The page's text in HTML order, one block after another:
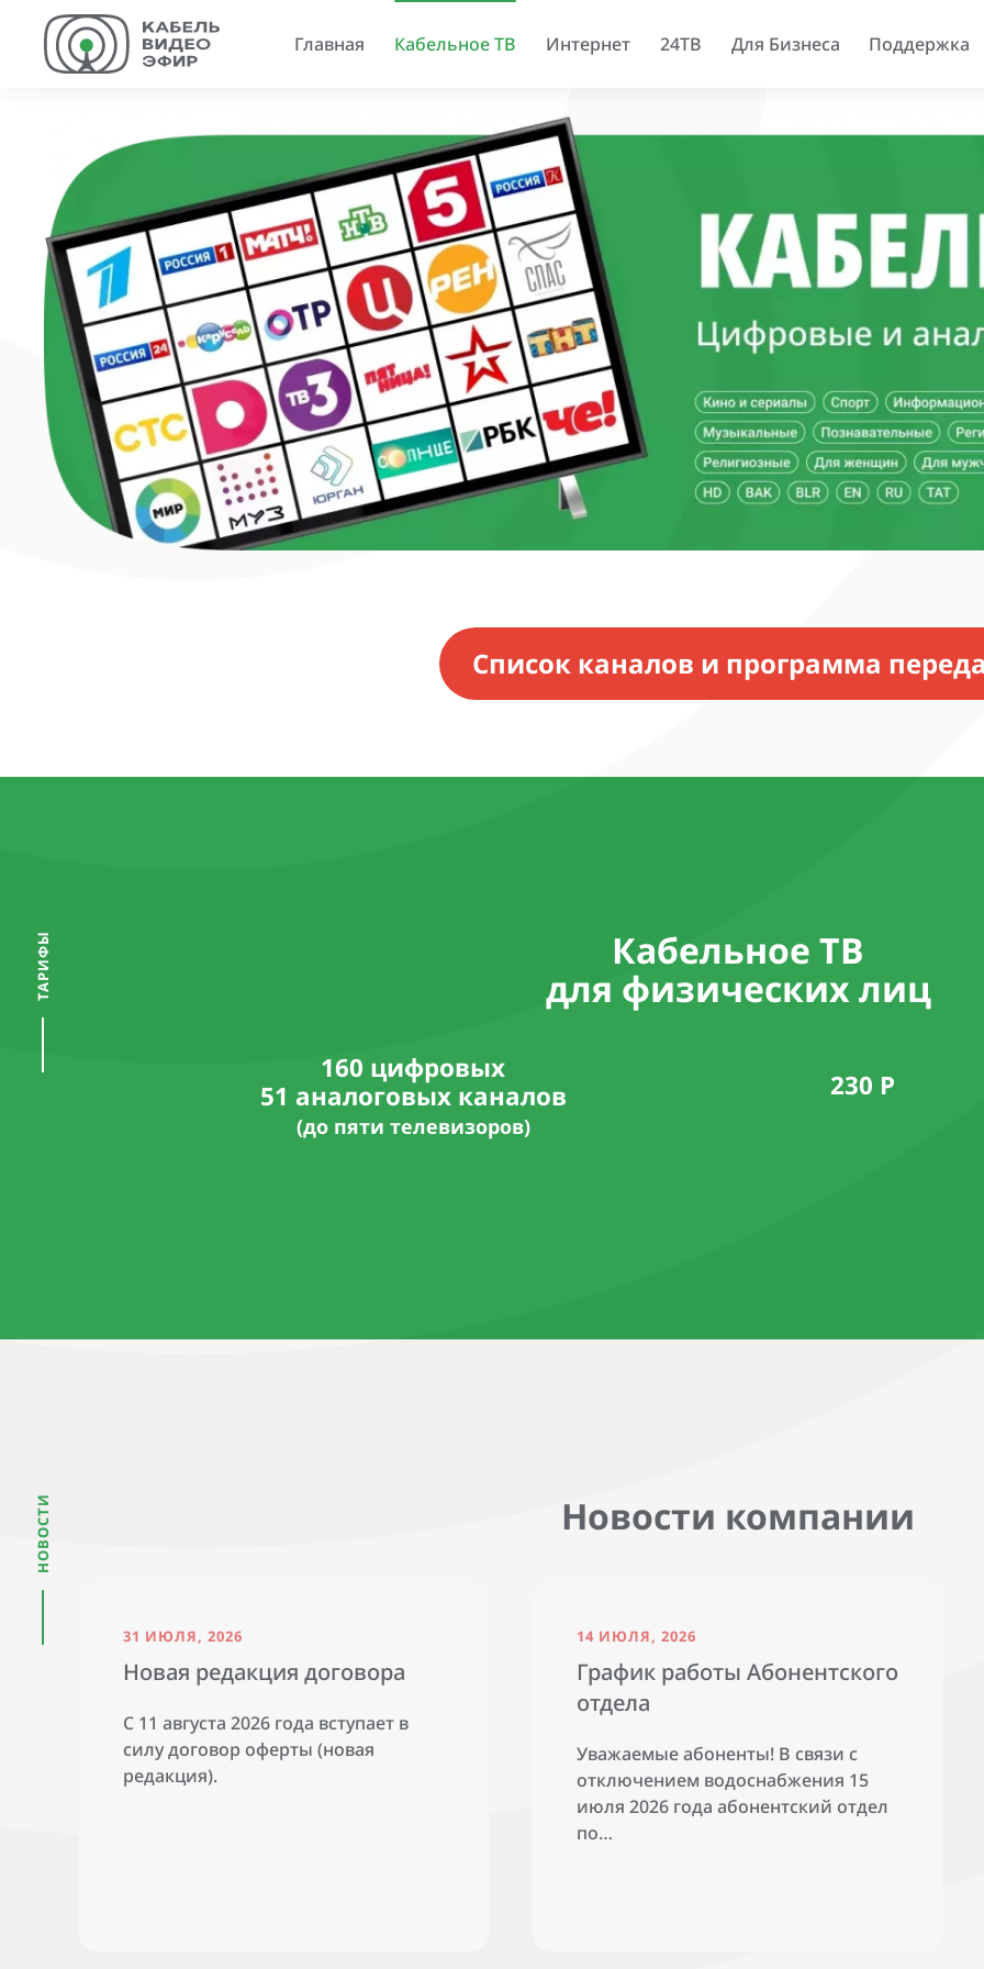
Главная Кабельное ТВ Интернет 24ТВ Для Бизнеса Поддержка
Список каналов и программа
Кабельное ТВ
для физических лиц
160 цифровых
51 аналоговых каналов
(до пяти телевизоров)
230 Р
ТАРИФЫ
Новости компании
31 ИЮЛЯ, 2026
Новая редакция договора
С 11 августа 2026 года вступает в
силу договор оферты (новая
редакция).
14 ИЮЛЯ, 2026
График работы Абонентского
отдела
Уважаемые абоненты! В связи с
отключением водоснабжения 15
июля 2026 года абонентский отдел
по…
НОВОСТИ